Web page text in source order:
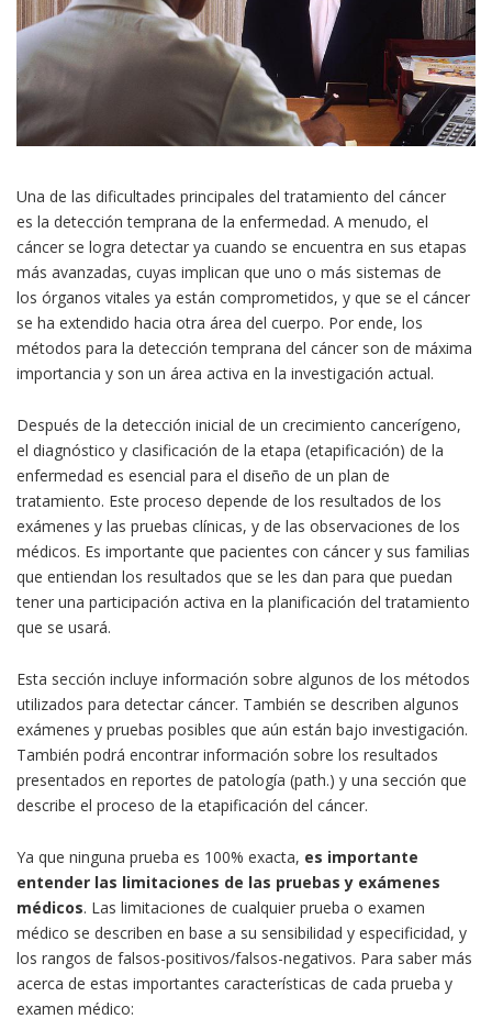
Una de las dificultades principales del tratamiento del cáncer
es la detección temprana de la enfermedad. A menudo, el
cáncer se logra detectar ya cuando se encuentra en sus etapas
más avanzadas, cuyas implican que uno o más sistemas de
los órganos vitales ya están comprometidos, y que se el cáncer
se ha extendido hacia otra área del cuerpo. Por ende, los
métodos para la detección temprana del cáncer son de máxima
importancia y son un área activa en la investigación actual.
Después de la detección inicial de un crecimiento cancerígeno,
el diagnóstico y clasificación de la etapa (etapificación) de la
enfermedad es esencial para el diseño de un plan de
tratamiento. Este proceso depende de los resultados de los
exámenes y las pruebas clínicas, y de las observaciones de los
médicos. Es importante que pacientes con cáncer y sus familias
que entiendan los resultados que se les dan para que puedan
tener una participación activa en la planificación del tratamiento
que se usará.
Esta sección incluye información sobre algunos de los métodos
utilizados para detectar cáncer. También se describen algunos
exámenes y pruebas posibles que aún están bajo investigación.
También podrá encontrar información sobre los resultados
presentados en reportes de patología (path.) y una sección que
describe el proceso de la etapificación del cáncer.
Ya que ninguna prueba es 100% exacta, es importante
entender las limitaciones de las pruebas y exámenes
médicos. Las limitaciones de cualquier prueba o examen
médico se describen en base a su sensibilidad y especificidad, y
los rangos de falsos-positivos/falsos-negativos. Para saber más
acerca de estas importantes características de cada prueba y
examen médico: